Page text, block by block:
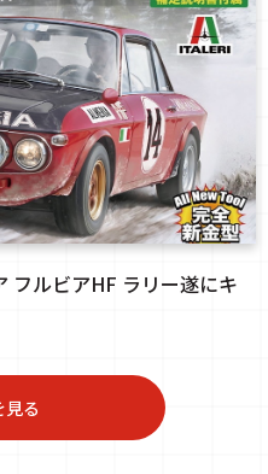
ルビアHF ラリー遂にキ
見る